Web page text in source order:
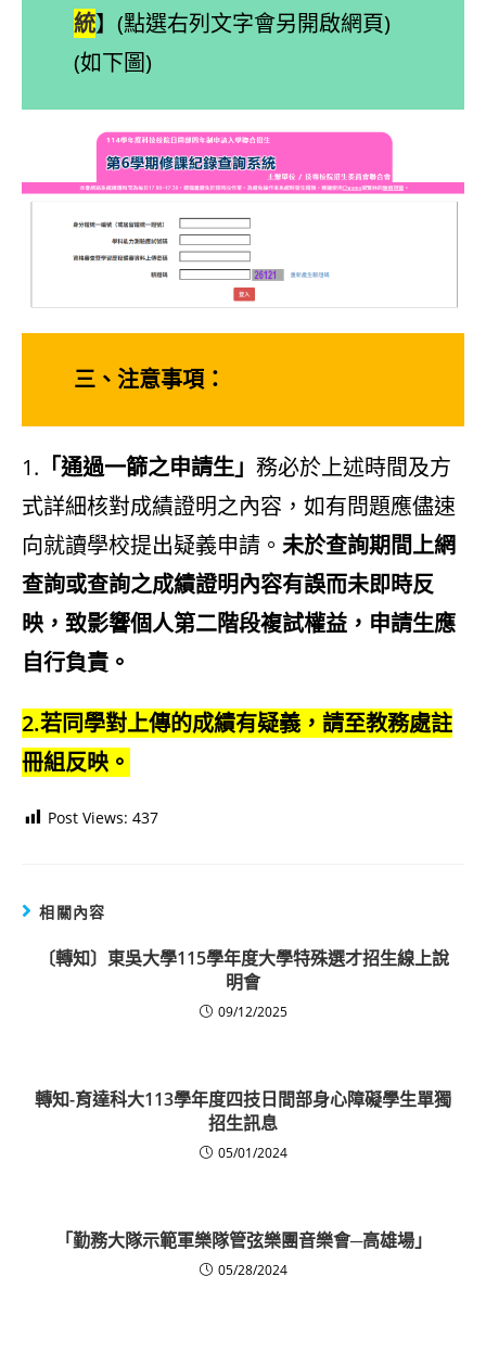
統】(點選右列文字會另開啟網頁)
(如下圖)
三、注意事項：
1. 「通過一篩之申請生」 務必於上述時間及方
式詳細核對成績證明之內容，如有問題應儘速
向就讀學校提出疑義申請。 未於查詢期間上網
查詢或查詢之成績證明內容有誤而未即時反
映，致影響個人第二階段複試權益，申請生應
自行負責。
2.若同學對上傳的成績有疑義，請至教務處註
冊組反映。
Post Views: 437
相關內容
〔轉知〕東吳大學115學年度大學特殊選才招生線上說
明會
09/12/2025
轉知-育達科大113學年度四技日間部身心障礙學生單獨
招生訊息
05/01/2024
「勤務大隊示範軍樂隊管弦樂團音樂會─高雄場」
05/28/2024